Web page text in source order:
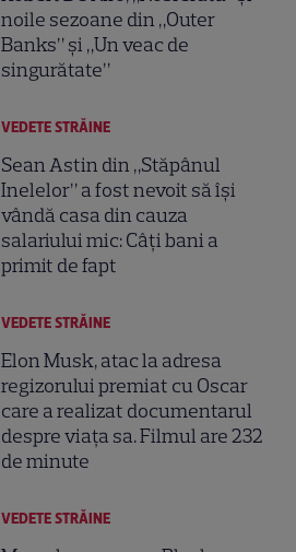
noile sezoane din „Outer
Banks” și „Un veac de
singurătate”
VEDETE STRĂINE
Sean Astin din „Stăpânul
Inelelor” a fost nevoit să își
vândă casa din cauza
salariului mic: Câți bani a
primit de fapt
VEDETE STRĂINE
Elon Musk, atac la adresa
regizorului premiat cu Oscar
care a realizat documentarul
despre viața sa. Filmul are 232
de minute
VEDETE STRĂINE